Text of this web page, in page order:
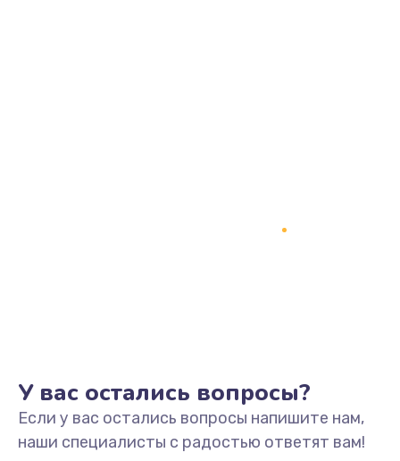
У вас остались вопросы?
Если у вас остались вопросы напишите нам,
наши специалисты с радостью ответят вам!